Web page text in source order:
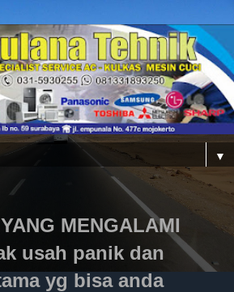
▼
MENGALAMI
usah panik dan
yg bisa anda